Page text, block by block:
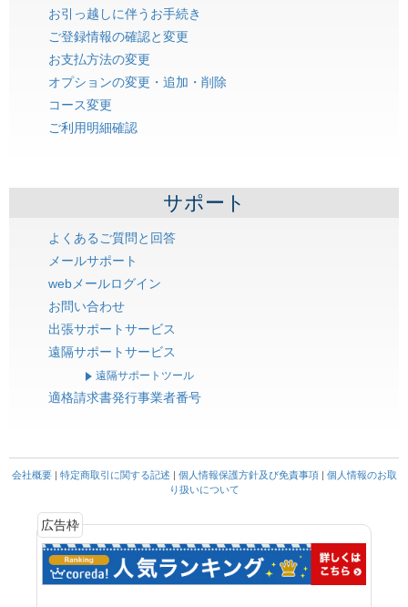
お引っ越しに伴うお手続き
ご登録情報の確認と変更
お支払方法の変更
オプションの変更・追加・削除
コース変更
ご利用明細確認
サポート
よくあるご質問と回答
メールサポート
webメールログイン
お問い合わせ
出張サポートサービス
遠隔サポートサービス
遠隔サポートツール
適格請求書発行事業者番号
会社概要| 特定商取引に関する記述 | 個人情報保護方針及び免責事項| 個人情報のお取
り扱いについて